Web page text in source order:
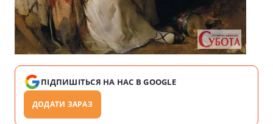
ПІДПИШІТЬСЯ НА НАС В GOOGLE
ДОДАТИ ЗАРАЗ